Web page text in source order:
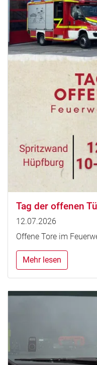
Tag der offenen
12.07.2026
Offene Tore im
Mehr lesen